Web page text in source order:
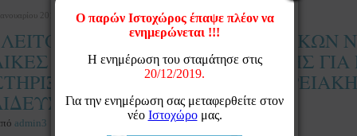
2019 12:03
ΛΕΙΤΟΥΡΓΙΚΑ ΚΕΝΑ ΠΕ25
ΜΟΝΑΔΕΣ ΓΕΝΙΚΗΣ ΑΓΩΓΗΣ ΓΙΑ
ΜΑΘΗΤΩΝ ΤΗΣ
ΑΤΤΙΚΗΣ, 28/01/2019
admin3